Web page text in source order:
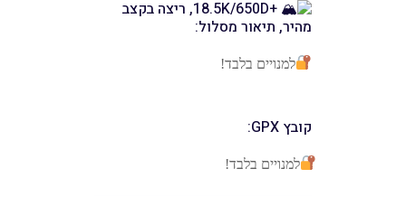
+18.5K/650D, ריצה בקצב
מהיר, תיאור מסלול:
למנויים בלבד!
קובץ GPX:
למנויים בלבד!